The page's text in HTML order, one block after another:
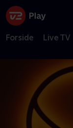
Forside Live TV